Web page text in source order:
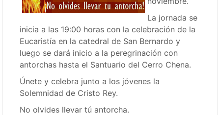
La jornada se
inicia a las 19:00 horas con la celebración de la
Eucaristía en la catedral de San Bernardo y
luego se dará inicio a la peregrinación con
antorchas hasta el Santuario del Cerro Chena.
Únete y celebra junto a los jóvenes la
Solemnidad de Cristo Rey.
No olvides llevar tú antorcha.